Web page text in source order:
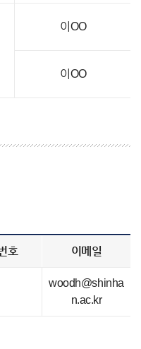
이OO
이OO
호 이메일
woodh@shinha
n.ac.kr